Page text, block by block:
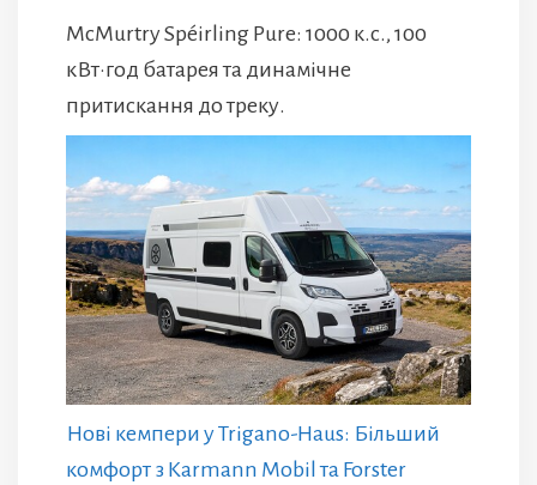
McMurtry Spéirling Pure: 1000 к.с., 100
кВт·год батарея та динамічне
притискання до треку.
Нові кемпери у Trigano-Haus: Більший
комфорт з Karmann Mobil та Forster